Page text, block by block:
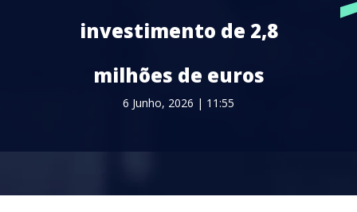
investimento de 2,8
milhões de euros
6 Junho, 2026 | 11:55